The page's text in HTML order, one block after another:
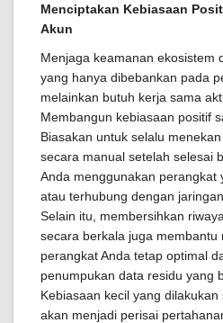
Menciptakan Kebiasaan
Akun
Menjaga keamanan ekosistem
yang hanya dibebankan pada
melainkan butuh kerja sama
Membangun kebiasaan positif
Biasakan untuk selalu
secara manual setelah selesai
Anda menggunakan perangkat
atau terhubung dengan
Selain itu, membersihkan
secara berkala juga membantu
perangkat Anda tetap optimal
penumpukan data residu yang
Kebiasaan kecil yang
akan menjadi perisai